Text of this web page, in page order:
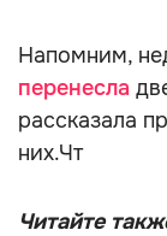
Напомним,
перенесла
рассказала
них.Чт
Читайте